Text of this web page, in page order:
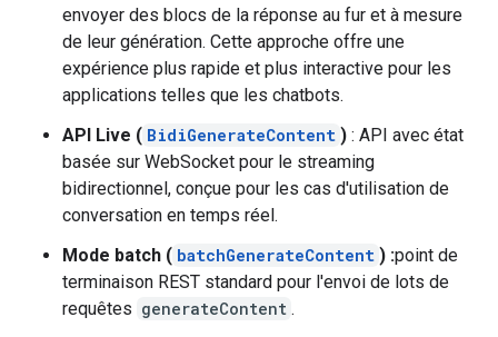
envoyer des blocs de la réponse au fur et à mesure
de leur génération. Cette approche offre une
expérience plus rapide et plus interactive pour les
applications telles que les chatbots.
API Live ( BidiGenerateContent ) : API avec état
basée sur WebSocket pour le streaming
bidirectionnel, conçue pour les cas d'utilisation de
conversation en temps réel.
Mode batch ( batchGenerateContent ) :point de
terminaison REST standard pour l'envoi de lots de
requêtes generateContent .